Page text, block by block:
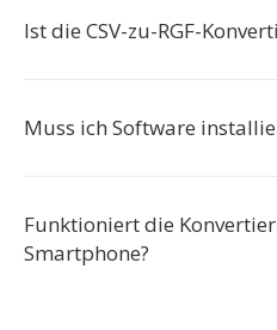
Ist die CSV-zu-RGF-
Muss ich Software
Funktioniert die
Smartphone?